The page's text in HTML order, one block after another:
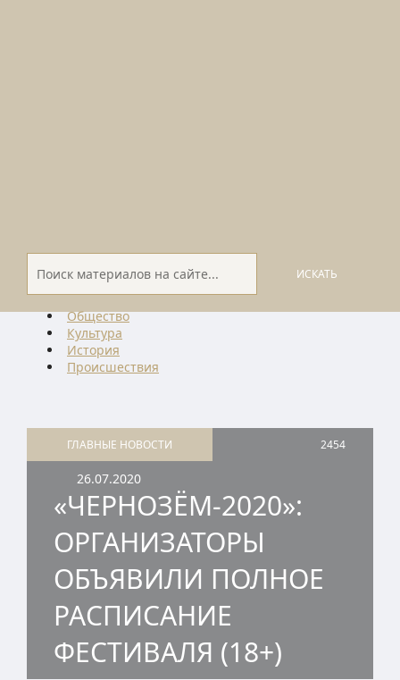
ИСКАТЬ
Общество
Культура
История
Проиcшествия
ГЛАВНЫЕ НОВОСТИ 2454
26.07.2020
«ЧЕРНОЗЁМ-2020»:
ОРГАНИЗАТОРЫ
ОБЪЯВИЛИ ПОЛНОЕ
РАСПИСАНИЕ
ФЕСТИВАЛЯ (18+)